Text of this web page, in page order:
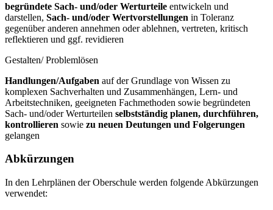
begründete Sach- und/oder Werturteile entwickeln und
darstellen, Sach- und/oder Wertvorstellungen in Toleranz
gegenüber anderen annehmen oder ablehnen, vertreten, kritisch
reflektieren und ggf. revidieren
Gestalten/ Problemlösen
Handlungen/Aufgaben auf der Grundlage von Wissen zu
komplexen Sachverhalten und Zusammenhängen, Lern- und
Arbeitstechniken, geeigneten Fachmethoden sowie begründeten
Sach- und/oder Werturteilen selbstständig planen, durchführen,
kontrollieren sowie zu neuen Deutungen und Folgerungen
gelangen
Abkürzungen
In den Lehrplänen der Oberschule werden folgende Abkürzungen
verwendet: